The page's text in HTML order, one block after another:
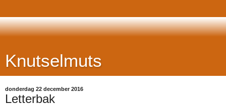
Knutselmuts
donderdag 22 december 2016
Letterbak